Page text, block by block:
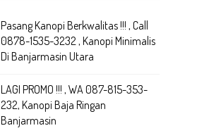
Pasang Kanopi Berkwalitas !!! , Call
0878-1535-3232 , Kanopi Minimalis
Di Banjarmasin Utara
LAGI PROMO !!! , WA 087-815-353-
232, Kanopi Baja Ringan
Banjarmasin